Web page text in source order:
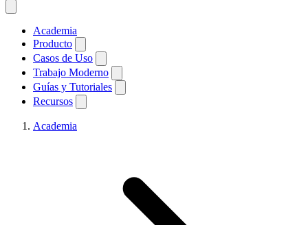
Academia
Producto
Casos de Uso
Trabajo Moderno
Guías y Tutoriales
Recursos
Academia